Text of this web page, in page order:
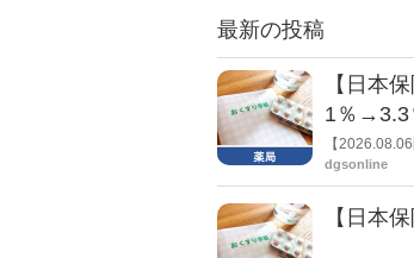
最新の投稿
【日本
1％→3.3
【
局への影響
dgsonline
【日本